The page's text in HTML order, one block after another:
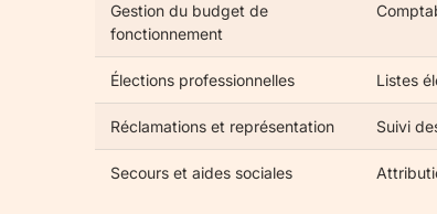
Gestion du budget de
fonctionnement
Élections professionnelles Listes
Réclamations et représentation Suivi
Secours et aides sociales